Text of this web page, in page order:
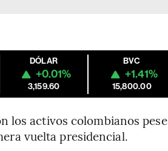
DÓLAR
+0.01%
3,159.60
BVC
+1.41%
15,800.00
los activos colombianos pese
vuelta presidencial.